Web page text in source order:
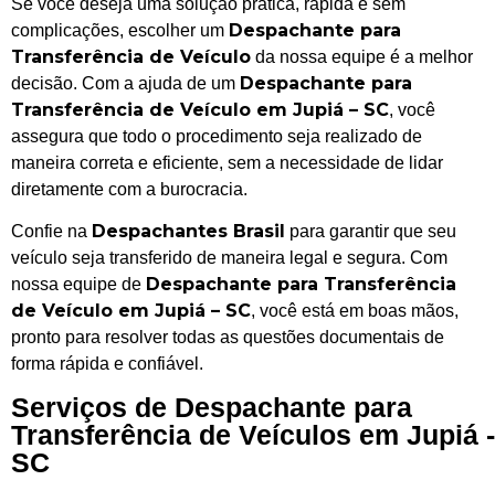
Se você deseja uma solução prática, rápida e sem
complicações, escolher um Despachante para
Transferência de Veículo da nossa equipe é a melhor
decisão. Com a ajuda de um Despachante para
Transferência de Veículo em Jupiá – SC, você
assegura que todo o procedimento seja realizado de
maneira correta e eficiente, sem a necessidade de lidar
diretamente com a burocracia.
Confie na Despachantes Brasil
para garantir que seu
veículo seja transferido de maneira legal e segura. Com
nossa equipe de Despachante para Transferência
de Veículo em Jupiá – SC, você está em boas mãos,
pronto para resolver todas as questões documentais de
forma rápida e confiável.
Serviços de Despachante para
Transferência de Veículos em Jupiá -
SC